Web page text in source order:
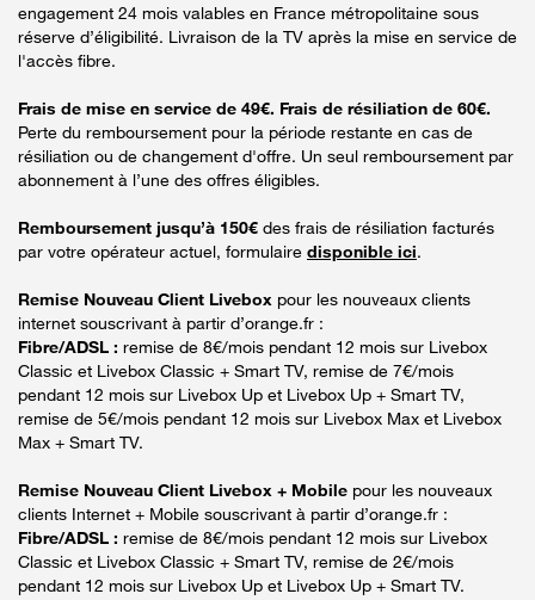
engagement 24 mois valables en France métropolitaine sous
réserve d’éligibilité. Livraison de la TV après la mise en service de
l'accès fibre.
Frais de mise en service de 49€. Frais de résiliation de 60€.
Perte du remboursement pour la période restante en cas de
résiliation ou de changement d'offre. Un seul remboursement par
abonnement à l’une des offres éligibles.
Remboursement jusqu’à 150€ des frais de résiliation facturés
par votre opérateur actuel, formulaire disponible ici.
Remise Nouveau Client Livebox pour les nouveaux clients
internet souscrivant à partir d’orange.fr :
Fibre/ADSL : remise de 8€/mois pendant 12 mois sur Livebox
Classic et Livebox Classic + Smart TV, remise de 7€/mois
pendant 12 mois sur Livebox Up et Livebox Up + Smart TV,
remise de 5€/mois pendant 12 mois sur Livebox Max et Livebox
Max + Smart TV.
Remise Nouveau Client Livebox + Mobile pour les nouveaux
clients Internet + Mobile souscrivant à partir d’orange.fr :
Fibre/ADSL : remise de 8€/mois pendant 12 mois sur Livebox
Classic et Livebox Classic + Smart TV, remise de 2€/mois
pendant 12 mois sur Livebox Up et Livebox Up + Smart TV.